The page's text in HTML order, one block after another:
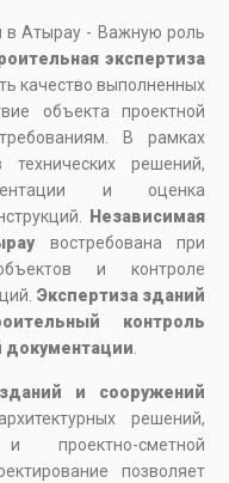
в Атырау - Важную роль
экспертиза
качество выполненных
объекта проектной
В рамках
технических решений,
и оценка
Независимая
востребована при
и контроле
Экспертиза зданий
контроль
документации
и сооружений
решений,
проектно-сметной
позволяет